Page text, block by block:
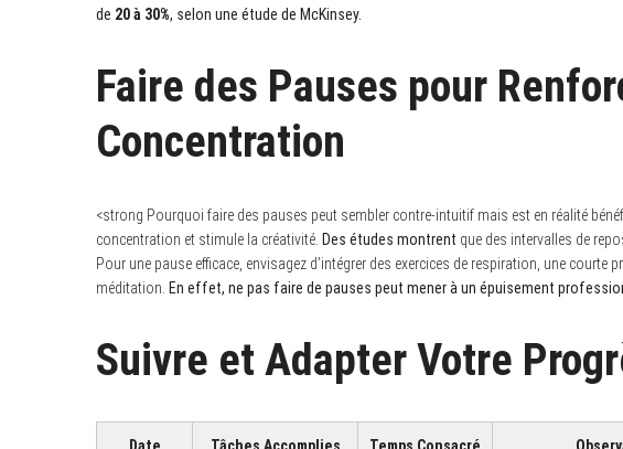
de 20 à 30%, selon une étude de McKinsey.
Faire des Pauses pour
Concentration
<strong Pourquoi faire des pauses peut sembler contre-intuitif mais est en réalité
concentration et stimule la créativité. Des études montrent que des intervalles de
Pour une pause efficace, envisagez d’intégrer des exercices de respiration, une courte
méditation. En effet, ne pas faire de pauses peut mener à un épuisement
Suivre et Adapter Votre
Date Tâches Accomplies Temps Consacré